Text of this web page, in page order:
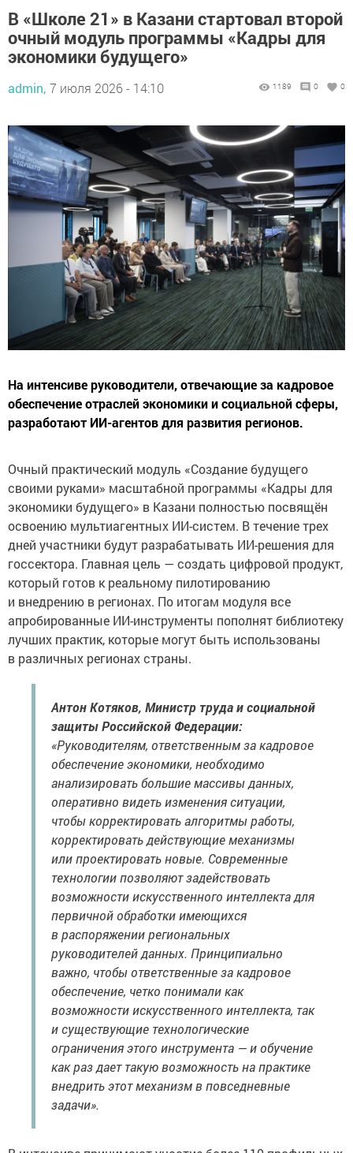
В «Школе 21» в Казани стартовал второй
очный модуль программы «Кадры для
экономики будущего»
admin, 7 июля 2026 - 14:10 1189 0 0
На интенсиве руководители, отвечающие за кадровое
обеспечение отраслей экономики и социальной сферы,
разработают ИИ-агентов для развития регионов.
Очный практический модуль «Создание будущего
своими руками» масштабной программы «Кадры для
экономики будущего» в Казани полностью посвящён
освоению мультиагентных ИИ-систем. В течение трех
дней участники будут разрабатывать ИИ-решения для
госсектора. Главная цель — создать цифровой продукт,
который готов к реальному пилотированию
и внедрению в регионах. По итогам модуля все
апробированные ИИ-инструменты пополнят библиотеку
лучших практик, которые могут быть использованы
в различных регионах страны.
Антон Котяков, Министр труда и социальной
защиты Российской Федерации:
«Руководителям, ответственным за кадровое
обеспечение экономики, необходимо
анализировать большие массивы данных,
оперативно видеть изменения ситуации,
чтобы корректировать алгоритмы работы,
корректировать действующие механизмы
или проектировать новые. Современные
технологии позволяют задействовать
возможности искусственного интеллекта для
первичной обработки имеющихся
в распоряжении региональных
руководителей данных. Принципиально
важно, чтобы ответственные за кадровое
обеспечение, четко понимали как
возможности искусственного интеллекта, так
и существующие технологические
ограничения этого инструмента — и обучение
как раз дает такую возможность на практике
внедрить этот механизм в повседневные
задачи».